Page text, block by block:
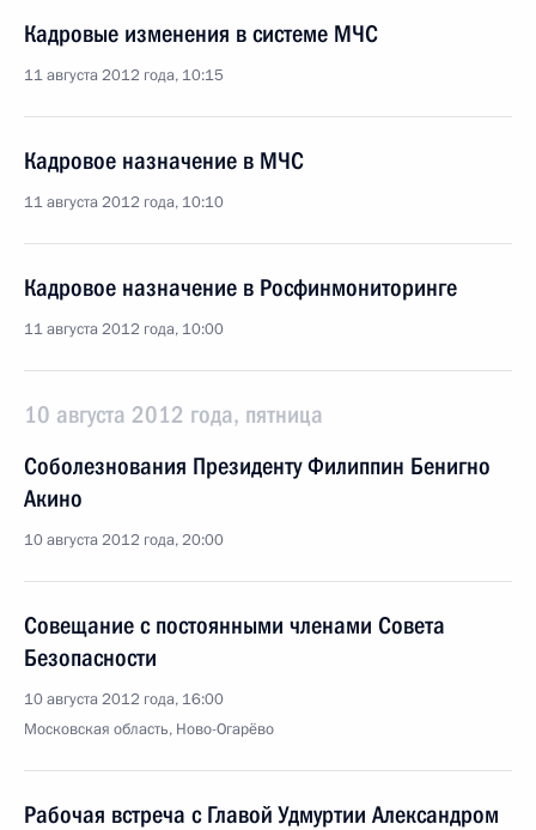
Кадровые изменения в системе МЧС
11 августа 2012 года, 10:15
Кадровое назначение в МЧС
11 августа 2012 года, 10:10
Кадровое назначение в Росфинмониторинге
11 августа 2012 года, 10:00
10 августа 2012 года, пятница
Соболезнования Президенту Филиппин Бенигно
Акино
10 августа 2012 года, 20:00
Совещание с постоянными членами Совета
Безопасности
10 августа 2012 года, 16:00
Московская область, Ново-Огарёво
Рабочая встреча с Главой Удмуртии Александром